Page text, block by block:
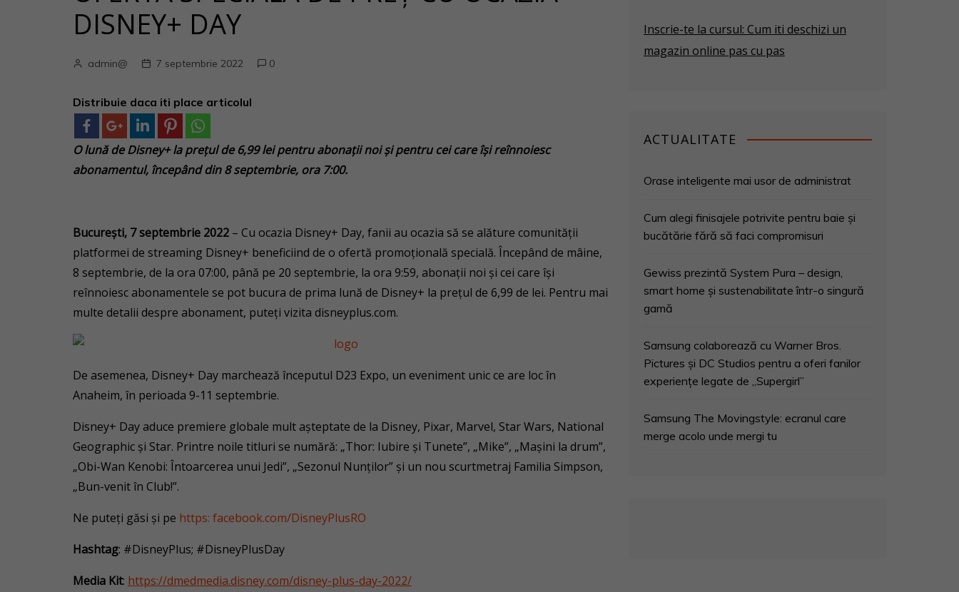
DISNEY+ DAY
admin@ 7 septembrie 2022 0
Distribuie daca iti place articolul
O lună de Disney+ la prețul de 6,99 lei pentru abonații noi și pentru cei care își reînnoiesc
abonamentul, începând din 8 septembrie, ora 7:00.
București, 7 septembrie 2022 – Cu ocazia Disney+ Day, fanii au ocazia să se alăture comunității
platformei de streaming Disney+ beneficiind de o ofertă promoțională specială. Începând de mâine,
8 septembrie, de la ora 07:00, până pe 20 septembrie, la ora 9:59, abonații noi și cei care își
reînnoiesc abonamentele se pot bucura de prima lună de Disney+ la prețul de 6,99 de lei. Pentru mai
multe detalii despre abonament, puteți vizita disneyplus.com.
De asemenea, Disney+ Day marchează începutul D23 Expo, un eveniment unic ce are loc în
Anaheim, în perioada 9-11 septembrie.
Disney+ Day aduce premiere globale mult așteptate de la Disney, Pixar, Marvel, Star Wars, National
Geographic și Star. Printre noile titluri se numără: „Thor: Iubire și Tunete”, „Mike”, „Mașini la drum”,
„Obi-Wan Kenobi: Întoarcerea unui Jedi”, „Sezonul Nunților” și un nou scurtmetraj Familia Simpson,
„Bun-venit în Club!”.
Ne puteți găsi și pe https: facebook.com/DisneyPlusRO
Hashtag: #DisneyPlus; #DisneyPlusDay
Media Kit: https://dmedmedia.disney.com/disney-plus-day-2022/
Inscrie-te la cursul: Cum iti deschizi un
magazin online pas cu pas
ACTUALITATE
Orase inteligente mai usor de administrat
Cum alegi finisajele potrivite pentru baie și
bucătărie fără să faci compromisuri
Gewiss prezintă System Pura – design,
smart home și sustenabilitate într-o singură
gamă
Samsung colaborează cu Warner Bros.
Pictures și DC Studios pentru a oferi fanilor
experiențe legate de „Supergirl”
Samsung The Movingstyle: ecranul care
merge acolo unde mergi tu